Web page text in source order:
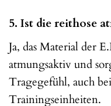
5. Ist die reithose
Ja, das Material der
atmungsaktiv und
Tragegefühl, auch
Trainingseinheiten.